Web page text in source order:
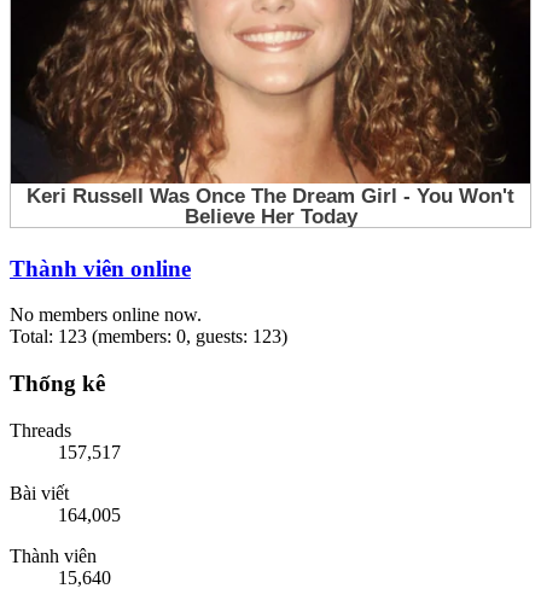
Thành viên online
No members online now.
Total: 123 (members: 0, guests: 123)
Thống kê
Threads
157,517
Bài viết
164,005
Thành viên
15,640